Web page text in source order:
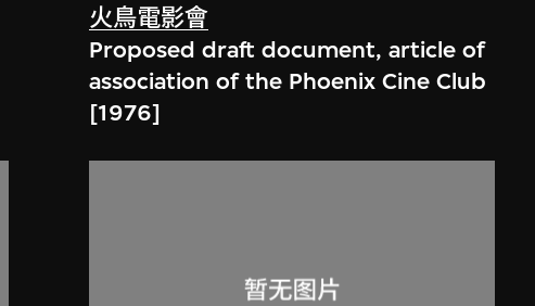
火鳥電影會
Proposed draft document, article of
association of the Phoenix Cine Club
[1976]